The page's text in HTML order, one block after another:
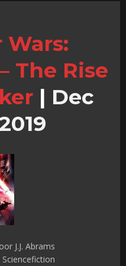
Wars:
The Rise
| Dec
J.J. Abrams